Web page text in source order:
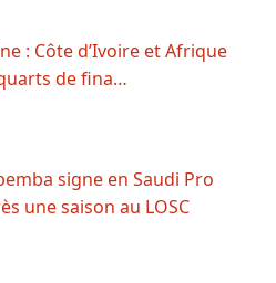
: Côte d’Ivoire et Afrique
de fina…
signe en Saudi Pro
une saison au LOSC